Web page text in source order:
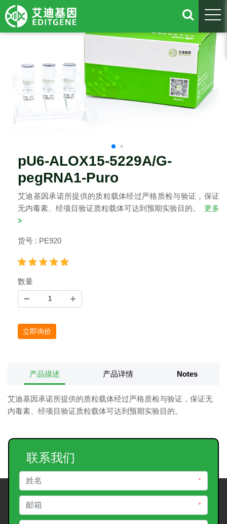
pU6-ALOX15-5229A/G-
pegRNA1-Puro
艾迪基因承诺所提供的质粒载体经过严格质检与验证，保证
无内毒素、经项目验证质粒载体可达到预期实验目的。
更多
货号 : PE920
数量
立即询价
产品描述 产品详情 Notes
艾迪基因承诺所提供的质粒载体经过严格质检与验证，保证无
内毒素、经项目验证质粒载体可达到预期实验目的。
联系我们
*
*